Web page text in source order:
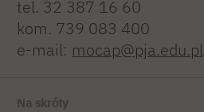
tel. 32 387 16 60
kom. 739 083 400
e-mail: mocap@pja.edu.pl
Na skróty